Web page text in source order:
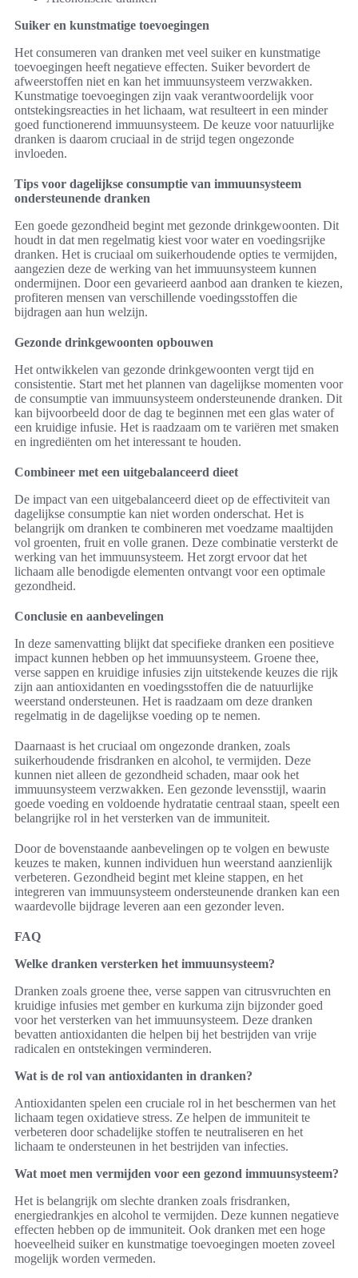
Suiker en kunstmatige toevoegingen
Het consumeren van dranken met veel suiker en kunstmatige
toevoegingen heeft negatieve effecten. Suiker bevordert de
afweerstoffen niet en kan het immuunsysteem verzwakken.
Kunstmatige toevoegingen zijn vaak verantwoordelijk voor
ontstekingsreacties in het lichaam, wat resulteert in een minder
goed functionerend immuunsysteem. De keuze voor natuurlijke
dranken is daarom cruciaal in de strijd tegen ongezonde
invloeden.
Tips voor dagelijkse consumptie van immuunsysteem
ondersteunende dranken
Een goede gezondheid begint met gezonde drinkgewoonten. Dit
houdt in dat men regelmatig kiest voor water en voedingsrijke
dranken. Het is cruciaal om suikerhoudende opties te vermijden,
aangezien deze de werking van het immuunsysteem kunnen
ondermijnen. Door een gevarieerd aanbod aan dranken te kiezen,
profiteren mensen van verschillende voedingsstoffen die
bijdragen aan hun welzijn.
Gezonde drinkgewoonten opbouwen
Het ontwikkelen van gezonde drinkgewoonten vergt tijd en
consistentie. Start met het plannen van dagelijkse momenten voor
de consumptie van immuunsysteem ondersteunende dranken. Dit
kan bijvoorbeeld door de dag te beginnen met een glas water of
een kruidige infusie. Het is raadzaam om te variëren met smaken
en ingrediënten om het interessant te houden.
Combineer met een uitgebalanceerd dieet
De impact van een uitgebalanceerd dieet op de effectiviteit van
dagelijkse consumptie kan niet worden onderschat. Het is
belangrijk om dranken te combineren met voedzame maaltijden
vol groenten, fruit en volle granen. Deze combinatie versterkt de
werking van het immuunsysteem. Het zorgt ervoor dat het
lichaam alle benodigde elementen ontvangt voor een optimale
gezondheid.
Conclusie en aanbevelingen
In deze samenvatting blijkt dat specifieke dranken een positieve
impact kunnen hebben op het immuunsysteem. Groene thee,
verse sappen en kruidige infusies zijn uitstekende keuzes die rijk
zijn aan antioxidanten en voedingsstoffen die de natuurlijke
weerstand ondersteunen. Het is raadzaam om deze dranken
regelmatig in de dagelijkse voeding op te nemen.
Daarnaast is het cruciaal om ongezonde dranken, zoals
suikerhoudende frisdranken en alcohol, te vermijden. Deze
kunnen niet alleen de gezondheid schaden, maar ook het
immuunsysteem verzwakken. Een gezonde levensstijl, waarin
goede voeding en voldoende hydratatie centraal staan, speelt een
belangrijke rol in het versterken van de immuniteit.
Door de bovenstaande aanbevelingen op te volgen en bewuste
keuzes te maken, kunnen individuen hun weerstand aanzienlijk
verbeteren. Gezondheid begint met kleine stappen, en het
integreren van immuunsysteem ondersteunende dranken kan een
waardevolle bijdrage leveren aan een gezonder leven.
FAQ
Welke dranken versterken het immuunsysteem?
Dranken zoals groene thee, verse sappen van citrusvruchten en
kruidige infusies met gember en kurkuma zijn bijzonder goed
voor het versterken van het immuunsysteem. Deze dranken
bevatten antioxidanten die helpen bij het bestrijden van vrije
radicalen en ontstekingen verminderen.
Wat is de rol van antioxidanten in dranken?
Antioxidanten spelen een cruciale rol in het beschermen van het
lichaam tegen oxidatieve stress. Ze helpen de immuniteit te
verbeteren door schadelijke stoffen te neutraliseren en het
lichaam te ondersteunen in het bestrijden van infecties.
Wat moet men vermijden voor een gezond immuunsysteem?
Het is belangrijk om slechte dranken zoals frisdranken,
energiedrankjes en alcohol te vermijden. Deze kunnen negatieve
effecten hebben op de immuniteit. Ook dranken met een hoge
hoeveelheid suiker en kunstmatige toevoegingen moeten zoveel
mogelijk worden vermeden.